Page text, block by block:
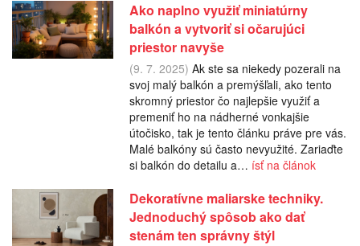
Ako naplno využiť miniatúrny
balkón a vytvoriť si očarujúci
priestor navyše
(9. 7. 2025) Ak ste sa niekedy pozerali na
svoj malý balkón a premýšľali, ako tento
skromný priestor čo najlepšie využiť a
premeniť ho na nádherné vonkajšie
útočisko, tak je tento článku práve pre vás.
Malé balkóny sú často nevyužité. Zariaďte
si balkón do detailu a… ísť na článok
Dekoratívne maliarske techniky.
Jednoduchý spôsob ako dať
stenám ten správny štýl